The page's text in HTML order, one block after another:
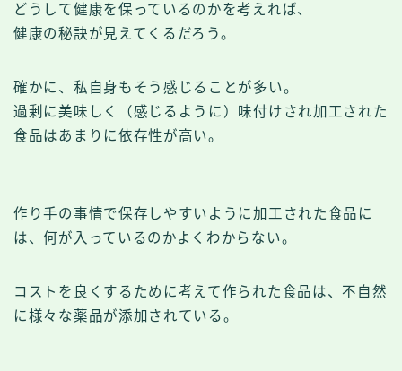
どうして健康を保っているのかを考えれば、
健康の秘訣が見えてくるだろう。
確かに、私自身もそう感じることが多い。
過剰に美味しく（感じるように）味付けされ加工された
食品はあまりに依存性が高い。
作り手の事情で保存しやすいように加工された食品に
は、何が入っているのかよくわからない。
コストを良くするために考えて作られた食品は、不自然
に様々な薬品が添加されている。